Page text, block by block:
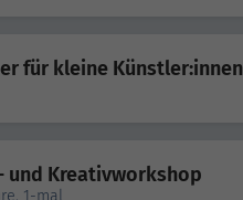
für kleine Künstler:innen
und Kreativworkshop
1-mal